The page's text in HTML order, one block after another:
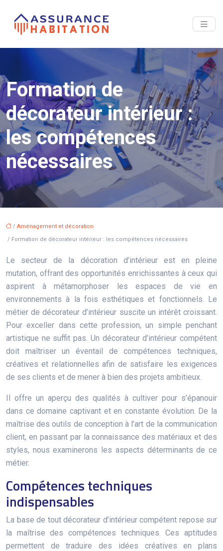
Formation de
décorateur intérieur :
les compétences
nécessaires
/ Aménagement et décoration
/ Formation de décorateur intérieur : les compétences nécessaires
Le secteur de la décoration d’intérieur est en pleine
mutation, offrant des opportunités enrichissantes à ceux qui
aspirent à métamorphoser les espaces de vie en
environnements à la fois esthétiques et fonctionnels. Le
métier de décorateur d’intérieur suscite un intérêt croissant.
Pour exceller dans cette profession, un simple penchant
artistique ne suffit pas. Un décorateur d’intérieur compétent
doit maîtriser un éventail de compétences techniques,
créatives et relationnelles afin de satisfaire les exigences
de ses clients et de mener à bien des projets ambitieux.
Il offre un aperçu des qualités à cultiver pour s’épanouir
dans ce domaine captivant et en constante évolution. De la
maîtrise des outils de conception à l’art de la communication
client, en passant par la connaissance des matériaux et des
styles, nous examinerons les aspects déterminants de ce
métier.
Compétences techniques
indispensables
La base de tout décorateur d’intérieur compétent repose sur
la maîtrise des compétences techniques. Ces aptitudes
permettent de traduire des idées créatives en plans